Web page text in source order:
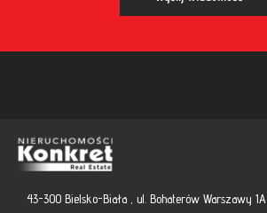
43-300 Bielsko-Biała , ul. Bohaterów Warszawy 1A